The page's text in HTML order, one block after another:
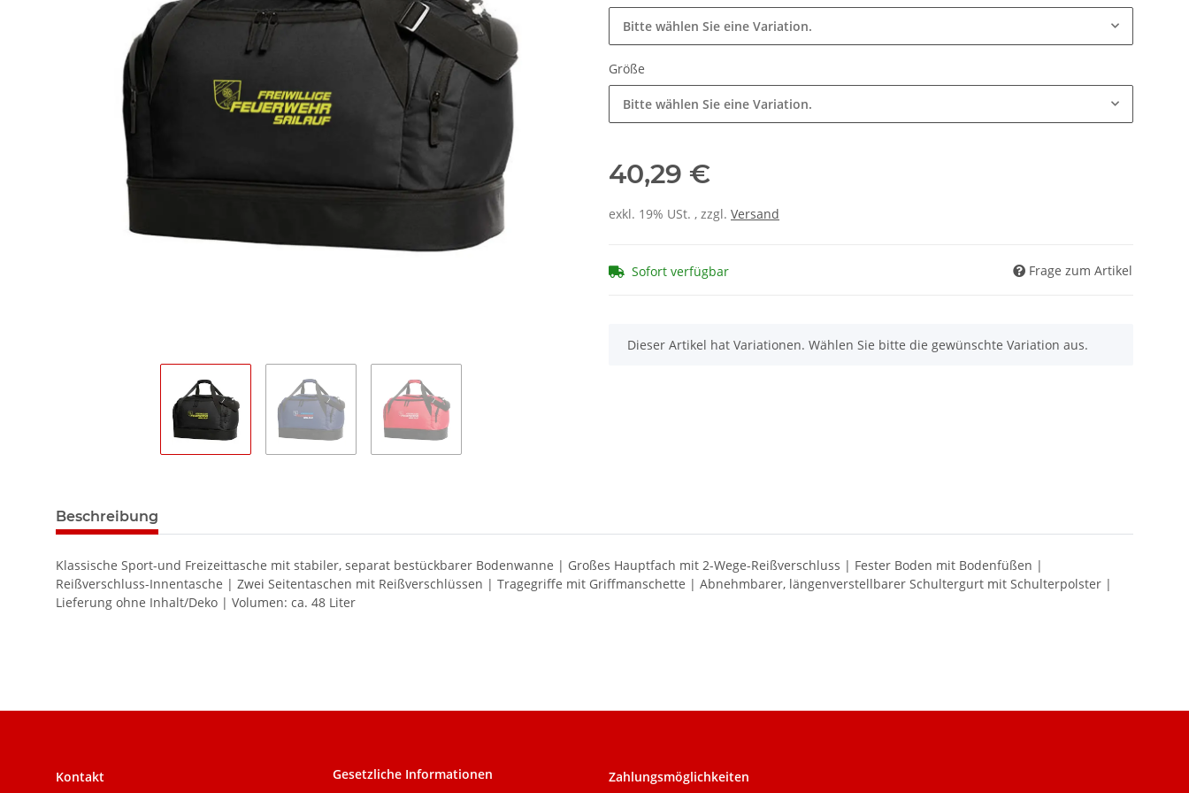
Bitte wählen Sie eine Variation.
Größe
Bitte wählen Sie eine Variation.
40,29 €
exkl. 19% USt. , zzgl. Versand
Sofort verfügbar Frage zum Artikel
x
Dieser Artikel hat Variationen. Wählen Sie bitte die gewünschte Variation aus.
Beschreibung
Klassische Sport-und Freizeittasche mit stabiler, separat bestückbarer Bodenwanne | Großes Hauptfach mit 2-Wege-Reißverschluss | Fester Boden mit Bodenfüßen |
Reißverschluss-Innentasche | Zwei Seitentaschen mit Reißverschlüssen | Tragegriffe mit Griffmanschette | Abnehmbarer, längenverstellbarer Schultergurt mit Schulterpolster |
Lieferung ohne Inhalt/Deko | Volumen: ca. 48 Liter
Kontakt Gesetzliche Informationen Zahlungsmöglichkeiten